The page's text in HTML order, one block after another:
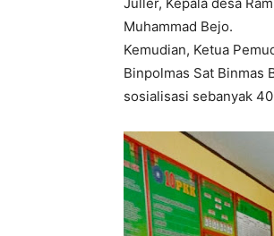
Muhammad Bejo.
Kemudian, Ketua
Binpolmas Sat Binmas
sosialisasi sebanyak